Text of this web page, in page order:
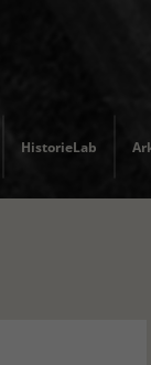
HistorieLab